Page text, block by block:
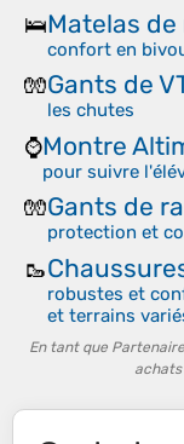
🛌Matelas
confort en
🧤Gants de
les chutes
⌚Montre
pour suivre
🧤Gants de
protection et
🥾
robustes et
et terrains
En tant que